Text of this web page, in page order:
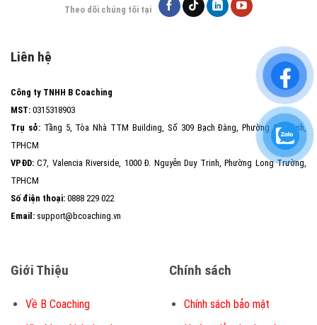
Theo dõi chúng tôi tại
Liên hệ
Công ty TNHH B Coaching
MST: 0315318903
Trụ sở:Tầng 5, Tòa Nhà TTM Building, Số 309 Bạch Đằng, Phường Gia Định,
TPHCM
VPĐD: C7, Valencia Riverside, 1000 Đ. Nguyễn Duy Trinh, Phường Long Trường,
TPHCM
Số điện thoại: 0888 229 022
Email: support@bcoaching.vn
Giới Thiệu
Về B Coaching
Chính sách
Chính sách bảo mật